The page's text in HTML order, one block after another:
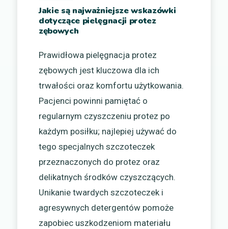
Jakie są najważniejsze wskazówki
dotyczące pielęgnacji protez
zębowych
Prawidłowa pielęgnacja protez
zębowych jest kluczowa dla ich
trwałości oraz komfortu użytkowania.
Pacjenci powinni pamiętać o
regularnym czyszczeniu protez po
każdym posiłku; najlepiej używać do
tego specjalnych szczoteczek
przeznaczonych do protez oraz
delikatnych środków czyszczących.
Unikanie twardych szczoteczek i
agresywnych detergentów pomoże
zapobiec uszkodzeniom materiału